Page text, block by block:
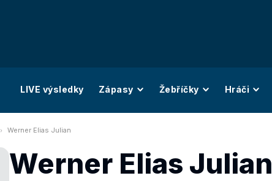
LIVE výsledky Zápasy Žebříčky Hráči
Werner Elias Julian
Werner Elias Julian